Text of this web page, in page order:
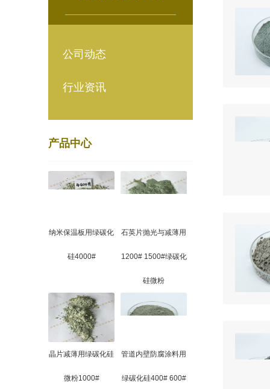
公司动态
行业资讯
产品中心
纳米保温板用绿碳化
硅4000#
石英片抛光与减薄用
1200# 1500#绿碳化
硅微粉
晶片减薄用绿碳化硅
微粉1000#
管道内壁防腐涂料用
绿碳化硅400# 600#